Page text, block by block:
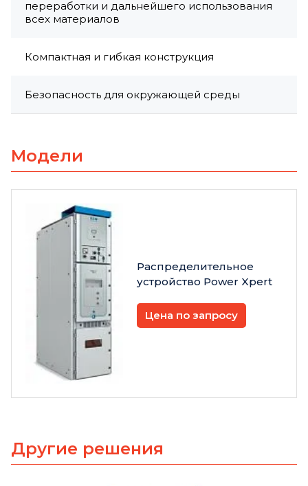
переработки и дальнейшего использования
всех материалов
Компактная и гибкая конструкция
Безопасность для окружающей среды
Модели
Распределительное
устройство Power Xpert
Цена по запросу
Другие решения